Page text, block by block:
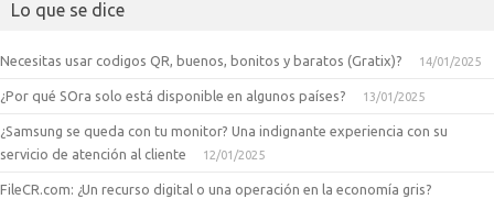
Lo que se dice
Necesitas usar codigos QR, buenos, bonitos y baratos (Gratix)? 14/01/2025
¿Por qué SOra solo está disponible en algunos países? 13/01/2025
¿Samsung se queda con tu monitor? Una indignante experiencia con su
servicio de atención al cliente
12/01/2025
FileCR.com: ¿Un recurso digital o una operación en la economía gris?